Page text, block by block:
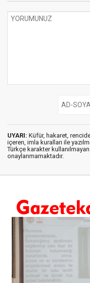
UYARI: Küfür, hakaret,
içeren, imla kuralları ile
Türkçe karakter
onaylanmamaktadır.